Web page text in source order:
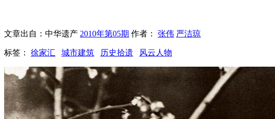
文章出自：中华遗产 2010年第05期 作者： 张伟 严洁琼
标签： 徐家汇 城市建筑 历史拾遗 风云人物